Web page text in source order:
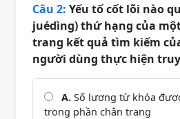
Câu 2: Yếu tố cốt lõi nào
juédìng) thứ hạng của
trang kết quả tìm kiếm
người dùng thực hiện
A. Số lượng từ khóa
trong phần chân trang